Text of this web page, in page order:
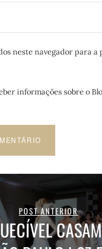
neste navegador para a
informações sobre o
POST ANTERIOR